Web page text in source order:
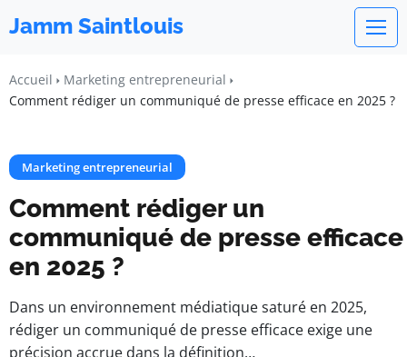
Jamm Saintlouis
Accueil
Marketing entrepreneurial
Comment rédiger un communiqué de presse efficace en 2025 ?
Marketing entrepreneurial
Comment rédiger un
communiqué de presse efficace
en 2025 ?
Dans un environnement médiatique saturé en 2025,
rédiger un communiqué de presse efficace exige une
précision accrue dans la définition…